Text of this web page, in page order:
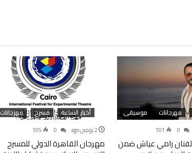
مهرجانات موسيقى
101
رامي عياش ضمن
أخبار الساعة مسرح مهرجانات
2 يومين ago 105
مهرجان القاهرة الدولي للمسرح